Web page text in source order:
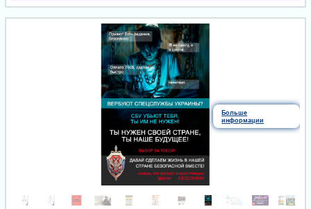
Больше
информации